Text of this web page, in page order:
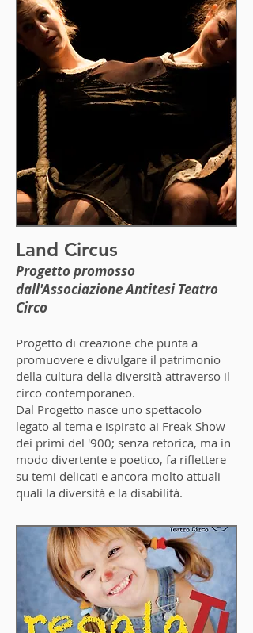
Land Circus
Progetto promosso
dall'Associazione Antitesi Teatro
Circo
Progetto di creazione che punta a
promuovere e divulgare il patrimonio
della cultura della diversità attraverso il
circo contemporaneo.​
Dal Progetto nasce uno spettacolo
legato al tema e ispirato ai Freak Show
dei primi del '900; senza retorica, ma in
modo divertente e poetico, fa riflettere
su temi delicati e ancora molto attuali
quali la diversità e la disabilità.